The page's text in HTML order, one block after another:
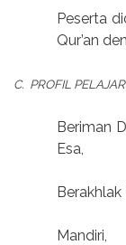
Peserta
Qur’an
C. PROFIL
Beriman
Esa,
Berakhlak
Mandiri,